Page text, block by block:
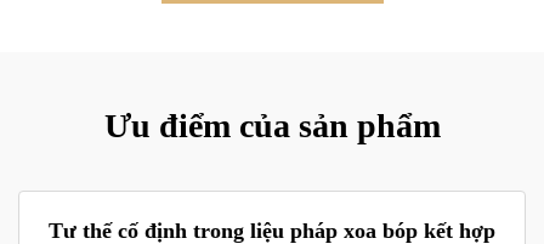
Ưu điểm của sản phẩm
Tư thế cố định trong liệu pháp xoa bóp kết hợp